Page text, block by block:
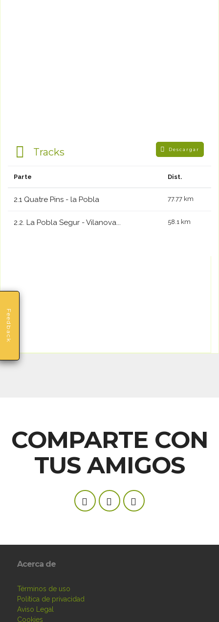
Feedback
Tracks Descargar
Parte Dist.
2.1 Quatre Pins - la Pobla 77.77 km
2.2. La Pobla Segur - Vilanova... 58.1 km
COMPARTE CON
TUS AMIGOS
Acerca de
Términos de uso
Política de privacidad
Aviso Legal
Cookies